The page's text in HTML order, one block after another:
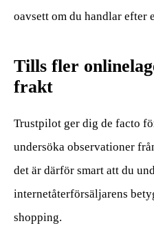
oavsett om du handlar efter
Tills fler
frakt
Trustpilot ger dig de facto
undersöka observationer
det är därför smart att du
internetåterförsäljarens
shopping.